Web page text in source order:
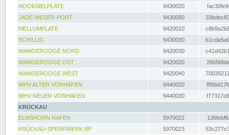
HOOKSIELPLATE
9430020
JADE-WESER-PORT
9430050
MELLUMPLATE
9420010
SCHILLIG
9430030
WANGEROOGE NORD
9420030
WANGEROOGE OST
9420020
WANGEROOGE WEST
9420040
WHV ALTER VORHAFEN
9440020
WHV NEUER VORHAFEN
9440030
KRÜCKAU
ELMSHORN HAFEN
5970022
KRÜCKAU-SPERRWERK BP
5970023